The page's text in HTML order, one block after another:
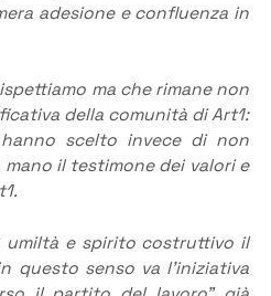
adesione e confluenza in
ma che rimane non
della comunità di Art1:
scelto invece di non
il testimone dei valori e
umiltà e spirito costruttivo il
questo senso va l’iniziativa